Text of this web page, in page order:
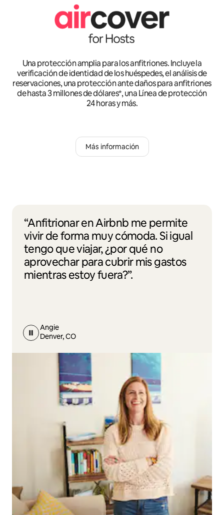
Una protección amplia para los anfitriones. Incluye la
verificación de identidad de los huéspedes, el análisis de
reservaciones, una protección ante daños para anfitriones
de hasta 3 millones de dólares*, una Línea de protección
24 horas y más.
Más información
“Anfitrionar en Airbnb me permite
vivir de forma muy cómoda. Si igual
tengo que viajar, ¿por qué no
aprovechar para cubrir mis gastos
mientras estoy fuera?”.
Angie
Denver, CO